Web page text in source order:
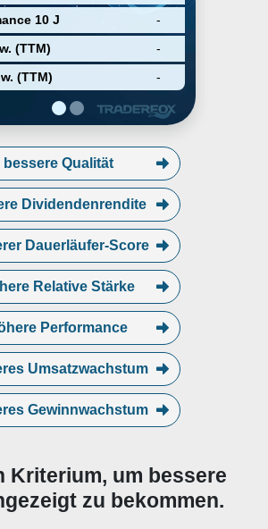
10 J
-
(TTM)
-
(TTM)
-
bessere Qualität
Dividendenrendite
Dauerläufer-Score
Relative Stärke
Performance
Umsatzwachstum
Gewinnwachstum
Kriterium, um bessere
zu bekommen.